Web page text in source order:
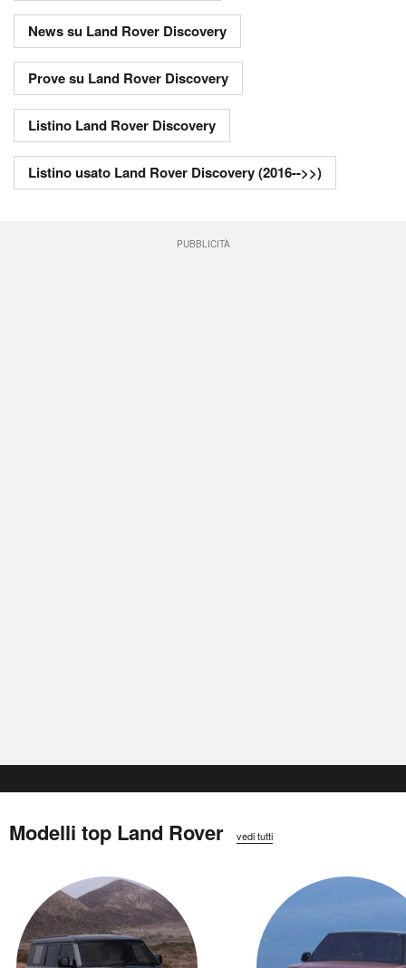
News su Land Rover Discovery
Prove su Land Rover Discovery
Listino Land Rover Discovery
Listino usato Land Rover Discovery (2016-->>)
PUBBLICITÀ
Modelli top Land Rover vedi tutti